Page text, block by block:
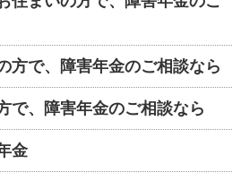
方で、障害年金のご相談なら
で、障害年金のご相談なら
金